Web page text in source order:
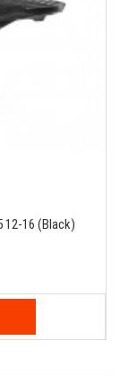
12-16 (Black)